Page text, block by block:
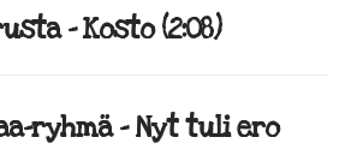
– Kosto (2:08)
ryhmä – Nyt tuli ero